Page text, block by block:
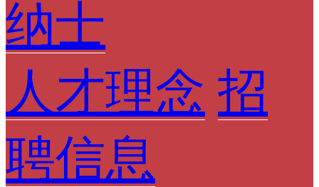
纳士
人才理念 招
聘信息